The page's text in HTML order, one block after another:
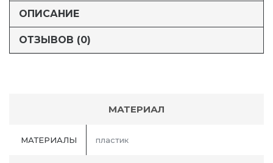
ОПИСАНИЕ
ОТЗЫВОВ (0)
МАТЕРИАЛ
МАТЕРИАЛЫ пластик